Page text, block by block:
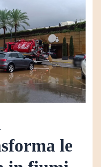
le